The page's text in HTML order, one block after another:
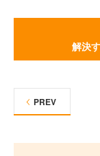
解決
PREV